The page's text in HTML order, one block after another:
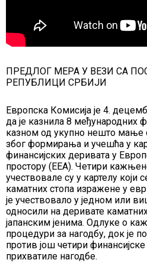
ПРЕДЛОГ МЕРА У ВЕЗИ СА
РЕПУБЛИЦИ СРБИЈИ
Европска Комисија је 4.
да је казнила 8 међународних
казном од укупно нешто мање
због формирања и учешћа у
финансијских деривата у
простору (ЕЕА). Четири
учествовале су у картелу који
каматних стопа изражене у
је учествовало у једном или
односили на деривате
јапанским јенима. Одлуке о
процедури за нагодбу, док је
против још четири финансијске
прихватиле нагодбе.